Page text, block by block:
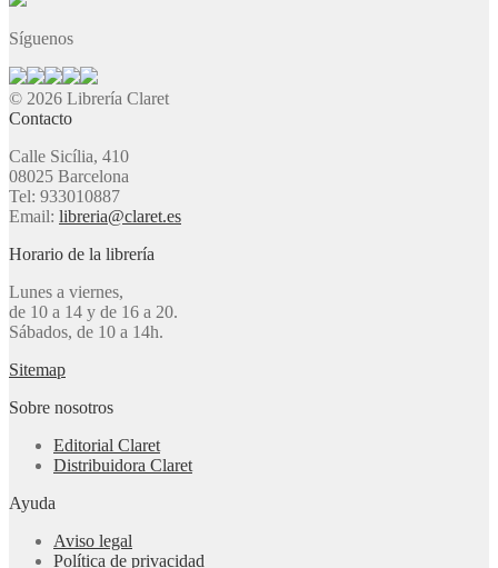
Síguenos
© 2026 Librería Claret
Contacto
Calle Sicília, 410
08025 Barcelona
Tel: 933010887
Email: libreria@claret.es
Horario de la librería
Lunes a viernes,
de 10 a 14 y de 16 a 20.
Sábados, de 10 a 14h.
Sitemap
Sobre nosotros
Editorial Claret
Distribuidora Claret
Ayuda
Aviso legal
Política de privacidad